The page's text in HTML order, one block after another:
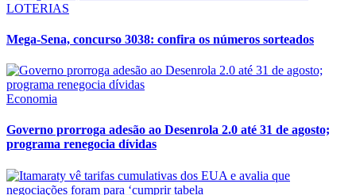
LOTERIAS
Mega-Sena, concurso 3038: confira os números sorteados
Economia
Governo prorroga adesão ao Desenrola 2.0 até 31 de agosto;
programa renegocia dívidas